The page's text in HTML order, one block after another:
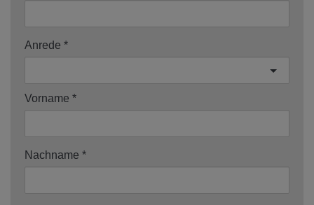
Anrede
Vorname
Nachname